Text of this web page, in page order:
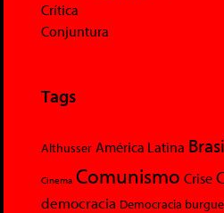
Crítica
Conjuntura
Tags
Althusser América Latina
Cinema Comunismo Crise
democracia Democracia